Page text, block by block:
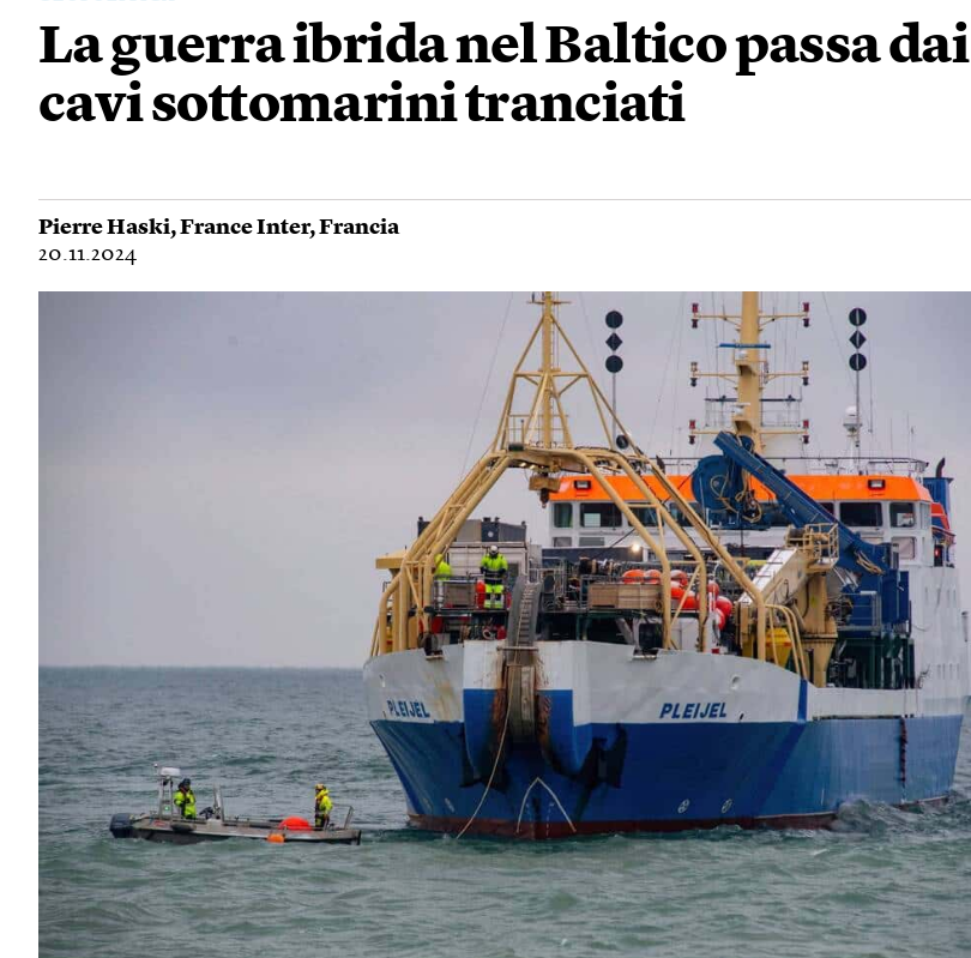
La guerra ibrida nel Baltico passa dai
cavi sottomarini tranciati
Pierre Haski,France Inter,Francia
20.11.2024